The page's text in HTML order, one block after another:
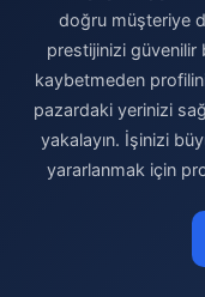
doğru müşteriye
prestijinizi güvenilir
kaybetmeden
pazardaki yerinizi
yakalayın. İşinizi
yararlanmak için